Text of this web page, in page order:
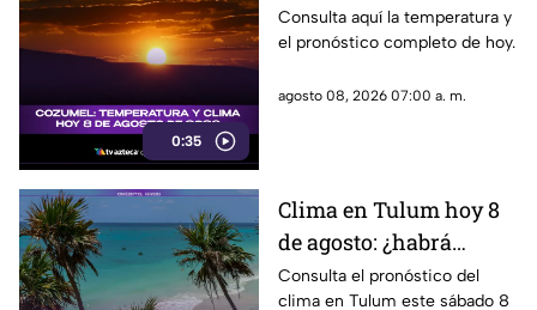
0:35
para hoy, 8 de agosto de
2026
Consulta aquí la temperatura y
el pronóstico completo de hoy.
agosto 08, 2026 07:00 a. m.
Clima en Tulum hoy 8
de agosto: ¿habrá
lluvias y qué
Consulta el pronóstico del
clima en Tulum este sábado 8